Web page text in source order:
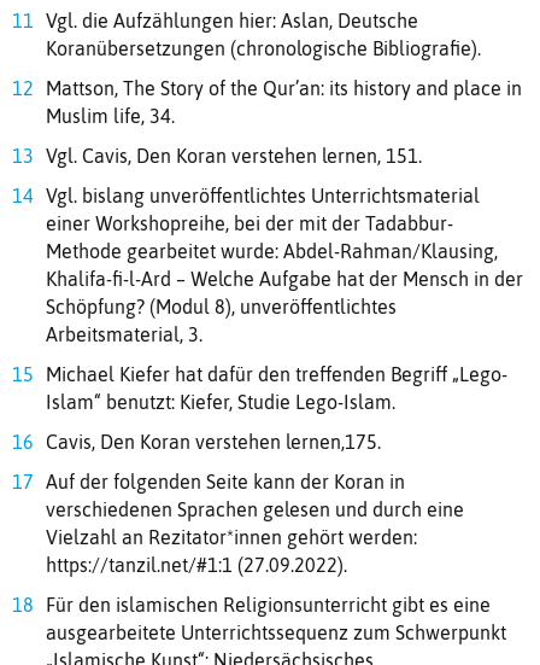
Vgl. die Aufzählungen hier: Aslan, Deutsche
Koranübersetzungen (chronologische Bibliografie).
Mattson, The Story of the Qur’an: its history and place in
Muslim life, 34.
Vgl. Cavis, Den Koran verstehen lernen, 151.
Vgl. bislang unveröffentlichtes Unterrichtsmaterial
einer Workshopreihe, bei der mit der Tadabbur-
Methode gearbeitet wurde: Abdel-Rahman/Klausing,
Khalifa-fi-l-Ard – Welche Aufgabe hat der Mensch in der
Schöpfung? (Modul 8), unveröffentlichtes
Arbeitsmaterial, 3.
Michael Kiefer hat dafür den treffenden Begriff „Lego-
Islam“ benutzt: Kiefer, Studie Lego-Islam.
Cavis, Den Koran verstehen lernen,175.
Auf der folgenden Seite kann der Koran in
verschiedenen Sprachen gelesen und durch eine
Vielzahl an Rezitator*innen gehört werden:
https://tanzil.net/#1:1 (27.09.2022).
Für den islamischen Religionsunterricht gibt es eine
ausgearbeitete Unterrichtssequenz zum Schwerpunkt
„Islamische Kunst“: Niedersächsisches